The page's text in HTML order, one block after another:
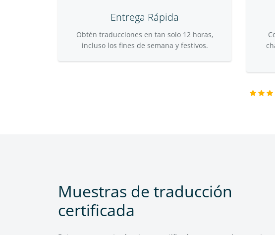
Entrega Rápida
Obtén traducciones en tan solo 12 horas,
incluso los fines de semana y festivos.
Muestras de traducción
certificada